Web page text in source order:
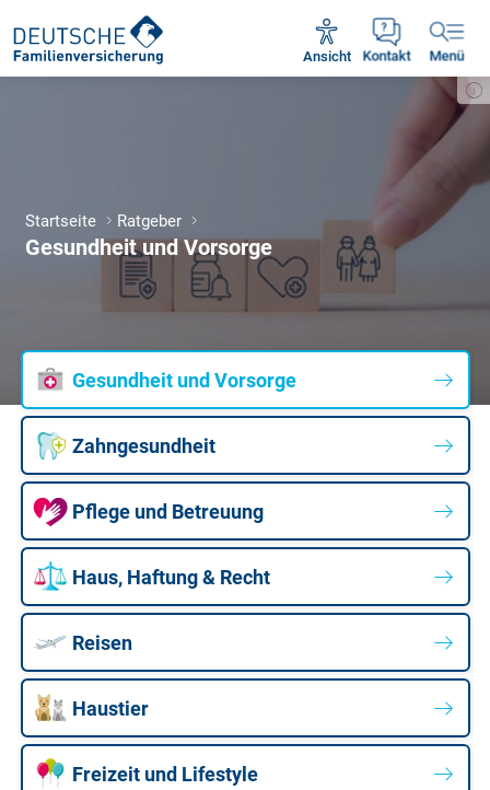
Kontakt
Ansicht Menü
Mo - Fr 09:00 - 18:30 Uhr
Startseite Ratgeber
Gesundheit und Vorsorge
Gesundheit und Vorsorge
Zahngesundheit
Pflege und Betreuung
Haus, Haftung & Recht
Reisen
Haustier
Freizeit und Lifestyle